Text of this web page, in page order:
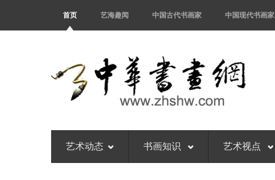
首页 艺海趣闻 中国古代书画家 中国现代书画家
艺术动态 书画知识 艺术视点